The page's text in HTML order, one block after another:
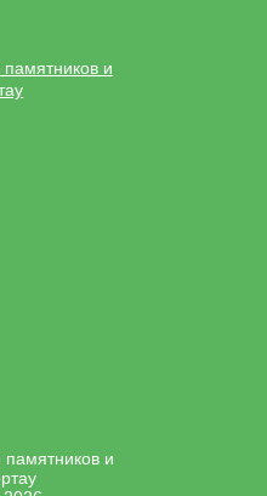
памятников и
и